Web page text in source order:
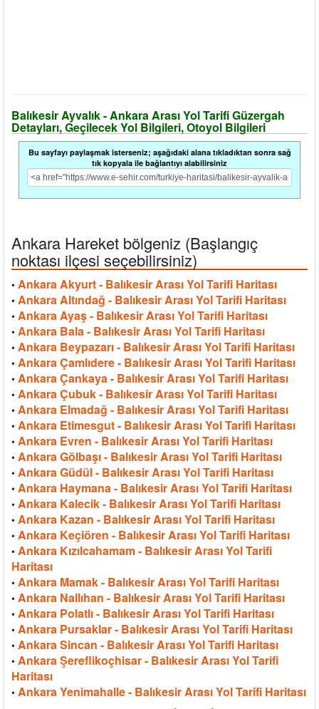
Balıkesir Ayvalık - Ankara Arası Yol Tarifi Güzergah
Detayları, Geçilecek Yol Bilgileri, Otoyol Bilgileri
Bu sayfayı paylaşmak isterseniz; aşağıdaki alana tıkladıktan sonra sağ
tık kopyala ile bağlantıyı alabilirsiniz
Ankara Hareket bölgeniz (Başlangıç
noktası ilçesi seçebilirsiniz)
• Ankara Akyurt - Balıkesir Arası Yol Tarifi Haritası
• Ankara Altındağ - Balıkesir Arası Yol Tarifi Haritası
• Ankara Ayaş - Balıkesir Arası Yol Tarifi Haritası
• Ankara Bala - Balıkesir Arası Yol Tarifi Haritası
• Ankara Beypazarı - Balıkesir Arası Yol Tarifi Haritası
• Ankara Çamlıdere - Balıkesir Arası Yol Tarifi Haritası
• Ankara Çankaya - Balıkesir Arası Yol Tarifi Haritası
• Ankara Çubuk - Balıkesir Arası Yol Tarifi Haritası
• Ankara Elmadağ - Balıkesir Arası Yol Tarifi Haritası
• Ankara Etimesgut - Balıkesir Arası Yol Tarifi Haritası
• Ankara Evren - Balıkesir Arası Yol Tarifi Haritası
• Ankara Gölbaşı - Balıkesir Arası Yol Tarifi Haritası
• Ankara Güdül - Balıkesir Arası Yol Tarifi Haritası
• Ankara Haymana - Balıkesir Arası Yol Tarifi Haritası
• Ankara Kalecik - Balıkesir Arası Yol Tarifi Haritası
• Ankara Kazan - Balıkesir Arası Yol Tarifi Haritası
• Ankara Keçiören - Balıkesir Arası Yol Tarifi Haritası
• Ankara Kızılcahamam - Balıkesir Arası Yol Tarifi
Haritası
• Ankara Mamak - Balıkesir Arası Yol Tarifi Haritası
• Ankara Nallıhan - Balıkesir Arası Yol Tarifi Haritası
• Ankara Polatlı - Balıkesir Arası Yol Tarifi Haritası
• Ankara Pursaklar - Balıkesir Arası Yol Tarifi Haritası
• Ankara Sincan - Balıkesir Arası Yol Tarifi Haritası
• Ankara Şereflikoçhisar - Balıkesir Arası Yol Tarifi
Haritası
• Ankara Yenimahalle - Balıkesir Arası Yol Tarifi Haritası